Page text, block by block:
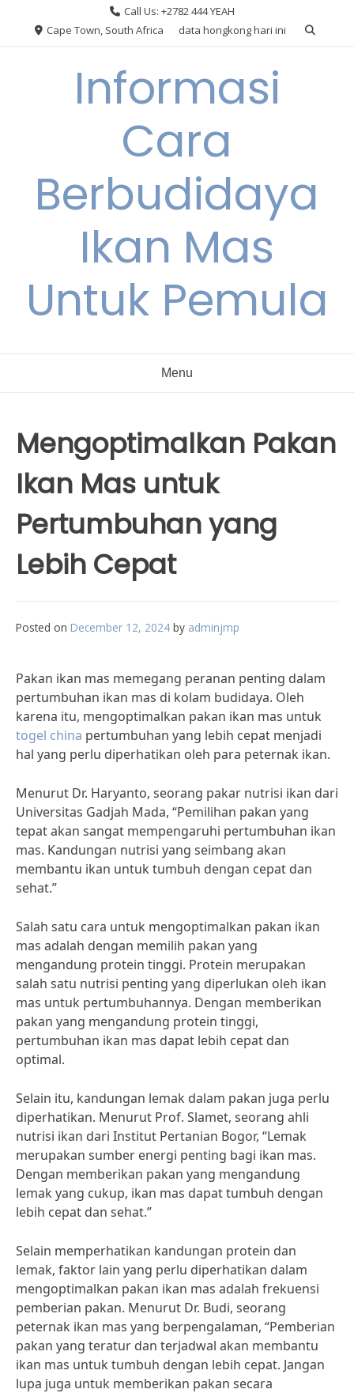
Call Us: +2782 444 YEAH
Cape Town, South Africa
data hongkong hari ini
Informasi
Cara
Berbudidaya
Ikan Mas
Untuk Pemula
Menu
Mengoptimalkan Pakan
Ikan Mas untuk
Pertumbuhan yang
Lebih Cepat
Posted on December 12, 2024 by adminjmp
Pakan ikan mas memegang peranan penting dalam
pertumbuhan ikan mas di kolam budidaya. Oleh
karena itu, mengoptimalkan pakan ikan mas untuk
togel china pertumbuhan yang lebih cepat menjadi
hal yang perlu diperhatikan oleh para peternak ikan.
Menurut Dr. Haryanto, seorang pakar nutrisi ikan dari
Universitas Gadjah Mada, “Pemilihan pakan yang
tepat akan sangat mempengaruhi pertumbuhan ikan
mas. Kandungan nutrisi yang seimbang akan
membantu ikan untuk tumbuh dengan cepat dan
sehat.”
Salah satu cara untuk mengoptimalkan pakan ikan
mas adalah dengan memilih pakan yang
mengandung protein tinggi. Protein merupakan
salah satu nutrisi penting yang diperlukan oleh ikan
mas untuk pertumbuhannya. Dengan memberikan
pakan yang mengandung protein tinggi,
pertumbuhan ikan mas dapat lebih cepat dan
optimal.
Selain itu, kandungan lemak dalam pakan juga perlu
diperhatikan. Menurut Prof. Slamet, seorang ahli
nutrisi ikan dari Institut Pertanian Bogor, “Lemak
merupakan sumber energi penting bagi ikan mas.
Dengan memberikan pakan yang mengandung
lemak yang cukup, ikan mas dapat tumbuh dengan
lebih cepat dan sehat.”
Selain memperhatikan kandungan protein dan
lemak, faktor lain yang perlu diperhatikan dalam
mengoptimalkan pakan ikan mas adalah frekuensi
pemberian pakan. Menurut Dr. Budi, seorang
peternak ikan mas yang berpengalaman, “Pemberian
pakan yang teratur dan terjadwal akan membantu
ikan mas untuk tumbuh dengan lebih cepat. Jangan
lupa juga untuk memberikan pakan secara